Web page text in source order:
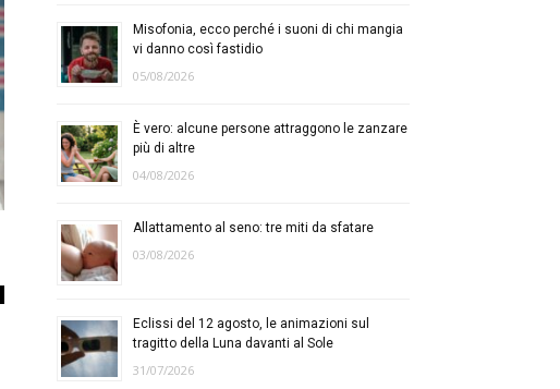
Misofonia, ecco perché i suoni di chi mangia
vi danno così fastidio
05/08/2026
È vero: alcune persone attraggono le zanzare
più di altre
04/08/2026
Allattamento al seno: tre miti da sfatare
03/08/2026
Eclissi del 12 agosto, le animazioni sul
tragitto della Luna davanti al Sole
31/07/2026